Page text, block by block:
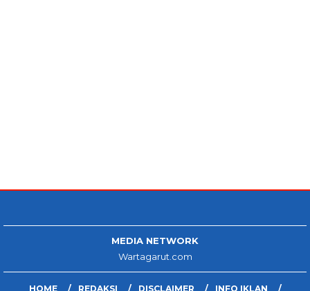
MEDIA NETWORK
Wartagarut.com
HOME REDAKSI DISCLAIMER INFO IKLAN